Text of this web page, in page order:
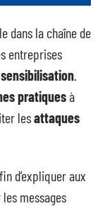
dans la chaîne de
entreprises
pratiquesà
lesattaques
d’expliquer aux
messages